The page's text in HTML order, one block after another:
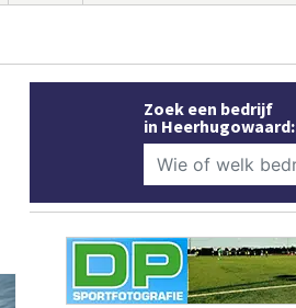
Zoek een bedrijf
in Heerhugowaard: